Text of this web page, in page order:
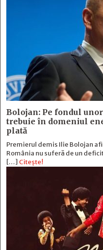
Bolojan: Pe fondul
trebuie în domeniul
plată
Premierul demis Ilie Bolojan
România nu suferă de un
[…] Citește!